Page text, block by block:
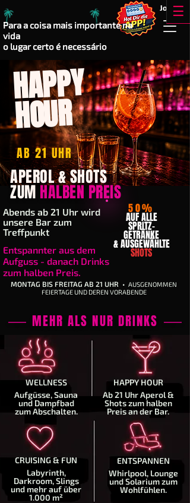
☰
Para a coisa mais importante na
vida
o lugar certo é necessário
Jobs!!
AB 21 UHR
APEROL & SHOTS
ZUM HALBEN PREIS
50%
AUF ALLE
SPRITZ-
GETRÄNKE
& AUSGEWÄHLTE
SHOTS
Abends ab 21 Uhr wird
unsere Bar zum
Treffpunkt
Entspannter aus dem
Aufguss - danach Drinks
zum halben Preis.
HAPPY
HOUR
MONTAG BIS FREITAG AB 21 UHR • AUSGENOMMEN
FEIERTAGE UND DEREN VORABENDE
── MEHR ALS NUR DRINKS ──
WELLNESS
Aufgüsse, Sauna
und Dampfbad
zum Abschalten.
HAPPY HOUR
Ab 21 Uhr Aperol &
Shots zum halben
Preis an der Bar.
CRUISING & FUN
Labyrinth,
Darkroom, Slings
und mehr auf über
1.000 m²
ENTSPANNEN
Whirlpool, Lounge
und Solarium zum
Wohlfühlen.